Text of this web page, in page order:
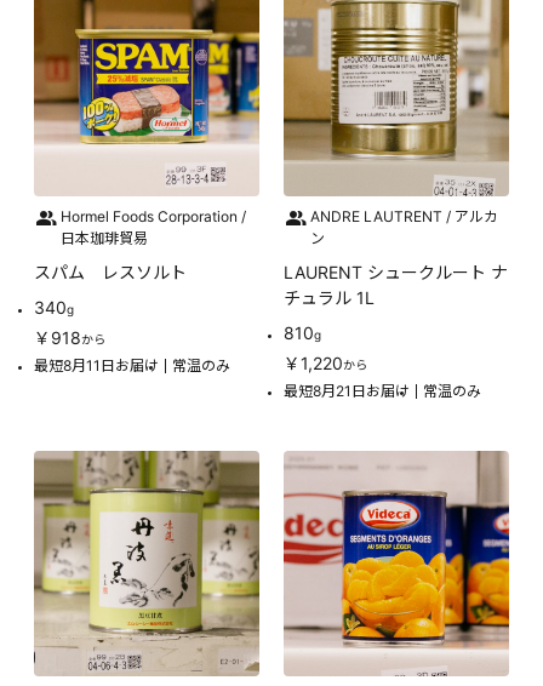
Hormel Foods Corporation /
日本珈琲貿易
スパム レスソルト
340g
￥918から
最短8月11日お届け 常温のみ
ANDRE LAUTRENT / アルカ
ン
LAURENT シュークルート ナ
チュラル 1L
810g
￥1,220から
最短8月21日お届け 常温のみ